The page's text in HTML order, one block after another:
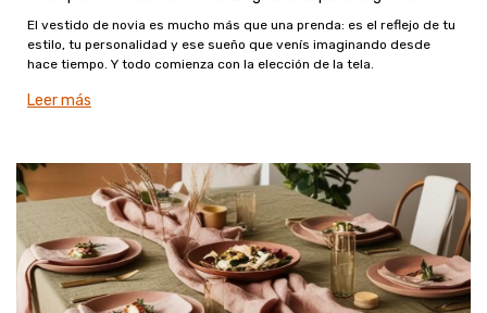
El vestido de novia es mucho más que una prenda: es el reflejo de tu
estilo, tu personalidad y ese sueño que venís imaginando desde
hace tiempo. Y todo comienza con la elección de la tela.
Leer más